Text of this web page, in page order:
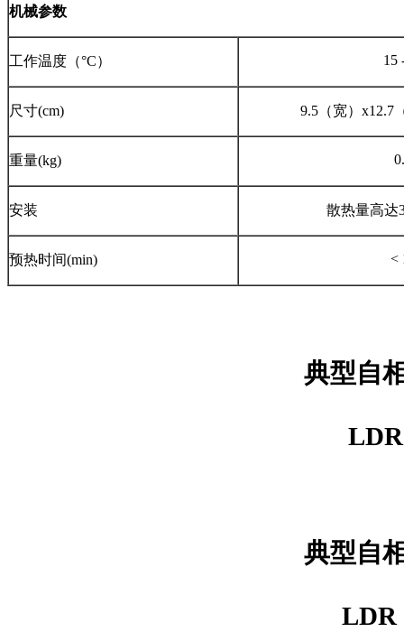
机械参数
工作温度（°C） 15
尺寸(cm) 9.5（宽）x12.7
重量(kg)
安装 散热量高达
预热时间(min) <
典型自相关
LDR
典型自相关
LDR